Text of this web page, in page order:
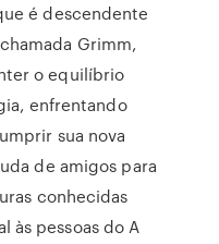
é descendente
Grimm,
o equilíbrio
enfrentando
sua nova
de amigos para
conhecidas
às pessoas do A